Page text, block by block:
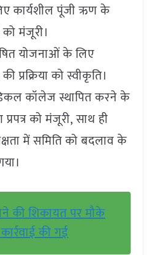
कार्यशील पूंजी ऋण के
मंजूरी।
योजनाओं के लिए
प्रक्रिया को स्वीकृति।
कॉलेज स्थापित करने के
को मंजूरी, साथ ही
में समिति को बदलाव के
की शिकायत पर मौके
की गई